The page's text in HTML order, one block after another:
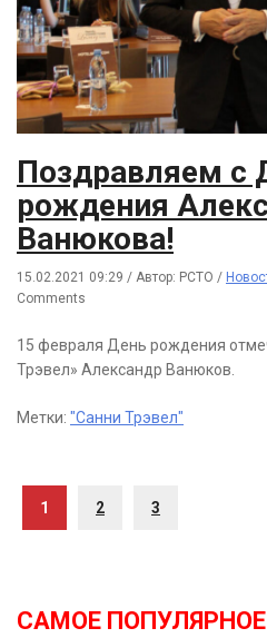
Поздравляем с
рождения
Ванюкова!
15.02.2021 09:29 / Автор: РСТО /
Comments
15 февраля День рождения
Трэвел» Александр Ванюков.
Метки: "Санни Трэвел"
1 2 3
САМОЕ ПОПУЛЯРНОЕ